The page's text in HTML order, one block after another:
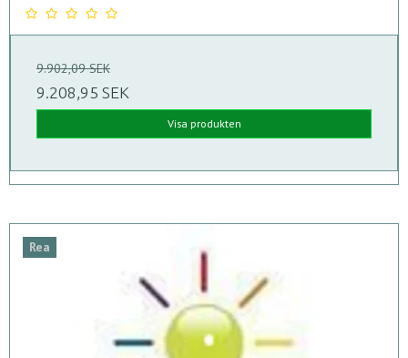
9.902,09 SEK
9.208,95 SEK
Visa produkten
Rea